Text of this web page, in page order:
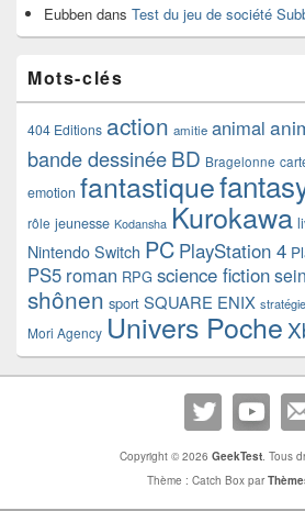
Eubben dans Test du jeu de société
Mots-clés
404 Editions action amitie animal
bande dessinéeBD Bragelonne
emotion fantastique
rôle jeunesse Kodansha Kurokawa
Nintendo Switch PC PlayStation 4
PS5 roman RPG science fiction
shônen sport SQUARE ENIX stratégie
Mori Agency Univers Poche
Copyright © 2026 GeekTest. Tous
Thème : Catch Box par